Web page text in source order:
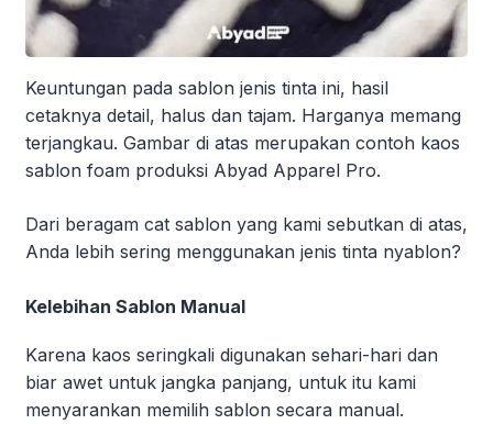
Keuntungan pada sablon jenis tinta ini, hasil
cetaknya detail, halus dan tajam. Harganya memang
terjangkau. Gambar di atas merupakan contoh kaos
sablon foam produksi Abyad Apparel Pro.
Dari beragam cat sablon yang kami sebutkan di atas,
Anda lebih sering menggunakan jenis tinta nyablon?
Kelebihan Sablon Manual
Karena kaos seringkali digunakan sehari-hari dan
biar awet untuk jangka panjang, untuk itu kami
menyarankan memilih sablon secara manual.